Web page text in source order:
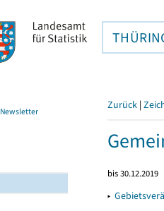
Newsletter Zurück |
bis 30.12.2019
▸